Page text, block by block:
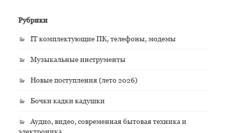
Рубрики
IT комплектующие ПК, телефоны, модемы
Музыкальные инструменты
Новые поступления (лето 2026)
Бочки кадки кадушки
Аудио, видео, современная бытовая техника и